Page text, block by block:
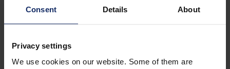
Consent Details About
Privacy settings
We use cookies on our website. Some of them are
By Julia Scholz
Oktober 6, 2023
Neu Vogel der Woche
3 Min Lesezeit